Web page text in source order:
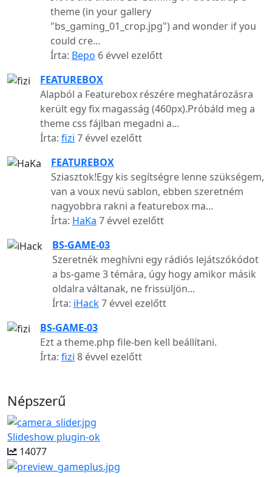
theme (in your gallery
"bs_gaming_01_crop.jpg") and wonder if you
could cre...
Írta: Bepo 6 évvel ezelőtt
FEATUREBOX
Alapból a Featurebox részére meghatározásra
került egy fix magasság (460px).Próbáld meg a
theme css fájlban megadni a...
Írta: fizi 7 évvel ezelőtt
FEATUREBOX
Sziasztok!Egy kis segítségre lenne szükségem,
van a voux nevü sablon, ebben szeretném
nagyobbra rakni a featurebox ma...
Írta: HaKa 7 évvel ezelőtt
BS-GAME-03
Szeretnék meghívni egy rádiós lejátszókódot
a bs-game 3 témára, úgy hogy amikor másik
oldalra váltanak, ne frissüljön...
Írta: iHack7 évvel ezelőtt
BS-GAME-03
Ezt a theme.php file-ben kell beállítani.
Írta: fizi 8 évvel ezelőtt
Népszerű
Slideshow plugin-ok
14077